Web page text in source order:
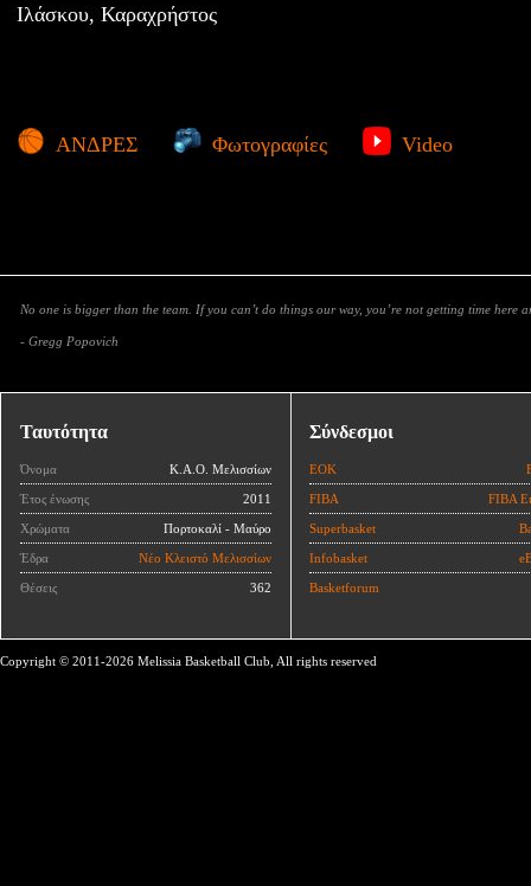
Ιλάσκου, Καραχρήστος
ΑΝΔΡΕΣ Φωτογραφίες Video
No one is bigger than the team. If you can’t do things our way, you’re not getting time here
- Gregg Popovich
Ταυτότητα
Όνομα Κ.Α.Ο. Μελισσίων
Έτος ένωσης 2011
Χρώματα Πορτοκαλί - Μαύρο
Έδρα Νέο Κλειστό Μελισσίων
Θέσεις 362
Σύνδεσμοι
ΕΟΚ
FIBA FIBA
Superbasket
Infobasket
Basketforum
Copyright © 2011-2026 Melissia Basketball Club, All rights reserved